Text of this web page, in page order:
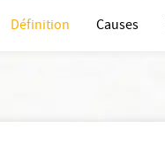
Définition Causes